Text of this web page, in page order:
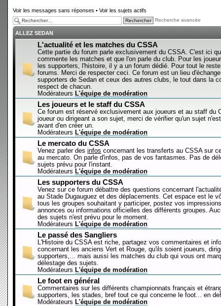
Voir les messages sans réponses • Voir les sujets actifs
Recherche avancée
ALLEZ SEDAN
L'actualité et les matches du CSSA
Cette partie du forum parle exclusivement du CSSA. C'est ici
commente les matches et que l'on parle du club. Pour les
les supporters, l'histoire, il y a un forum dédié. Pour tout le
forums. Merci de respecter ceci. Ce forum est un lieu
supporters de Sedan et ceux des autres clubs, le tout dans la
respect de chacun.
Modérateurs L'équipe de modération
Les joueurs et le staff du CSSA
Ce forum est réservé exclusivement aux joueurs et au staff du
joueur ou dirigeant a son sujet, merci de vérifier qu'un sujet
avant d'en créer un.
Modérateurs L'équipe de modération
Le mercato du CSSA
Venez parler des infos concernant les transferts au CSSA sur
au mercato. On parle d'infos, pas de vos fantasmes. Pas de
sujets prévu pour l'instant.
Modérateurs L'équipe de modération
Les supporters du CSSA
Venez sur ce forum débattre des questions concernant
au Stade Dugauguez et des déplacements. Cet espace est le
tous les groupes souhaitant y participer, postez vos
annonces ou informations officielles des différents groupes.
des sujets n'est prévu pour le moment.
Modérateurs L'équipe de modération
Le passé des Sangliers
L'Histoire du CSSA est riche, partagez vos commentaires et
concernant les anciens Vert et Rouge, qu'ils soient joueurs,
supporters,... mais aussi les matches du club qui vous ont
délestage des sujets.
Modérateurs L'équipe de modération
Le foot en général
Commentaires sur les différents championnats français et
supporters, les stades, bref tout ce qui concerne le foot... en
Modérateurs L'équipe de modération